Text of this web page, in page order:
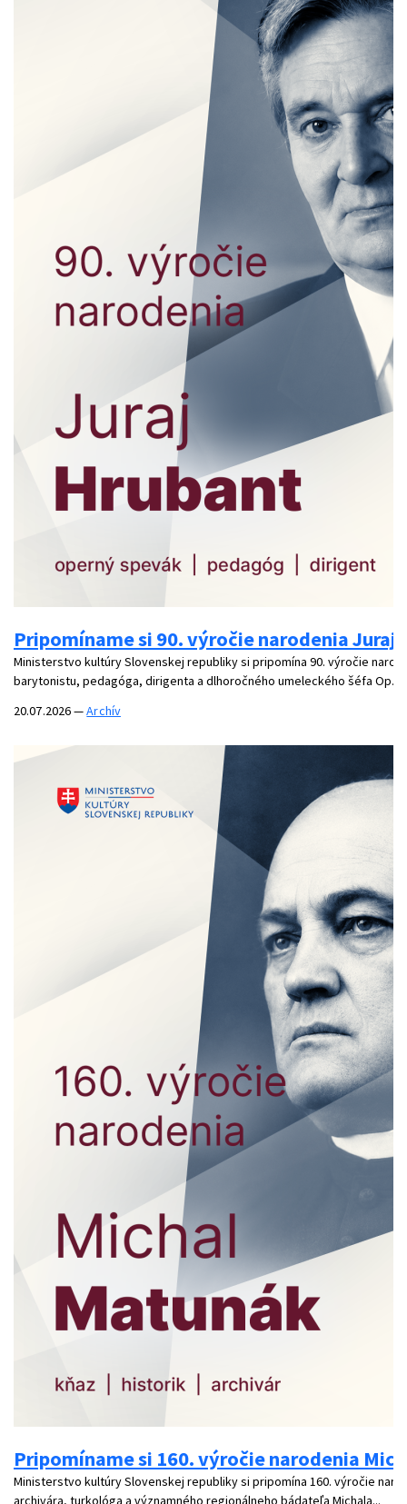
Pripomíname si 90. výročie narodenia
Ministerstvo kultúry Slovenskej republiky si pripomína 90. výročie
barytonistu, pedagóga, dirigenta a dlhoročného umeleckého šéfa Op...
20.07.2026—Archív
Pripomíname si 160. výročie narodenia
Ministerstvo kultúry Slovenskej republiky si pripomína 160. výročie
archivára, turkológa a významného regionálneho bádateľa Michala...